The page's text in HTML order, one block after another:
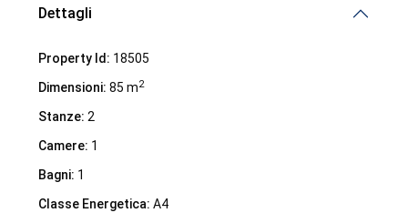
Dettagli
Property Id: 18505
Dimensioni: 85 m2
Stanze: 2
Camere: 1
Bagni: 1
Classe Energetica: A4